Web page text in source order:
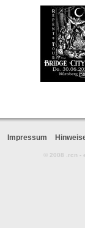
Impressum
© 2008 .rcn